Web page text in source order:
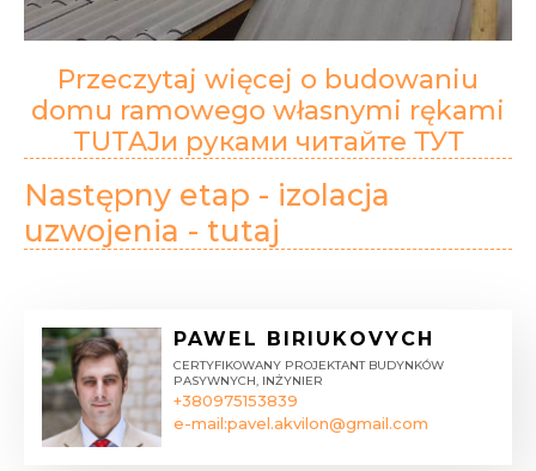
Przeczytaj więcej o budowaniu
domu ramowego własnymi rękami
TUTAJи руками читайте ТУТ
Następny etap - izolacja
uzwojenia - tutaj
PAWEL BIRIUKOVYCH
CERTYFIKOWANY PROJEKTANT BUDYNKÓW
PASYWNYCH, INŻYNIER
+380975153839
e-mail:pavel.akvilon@gmail.com